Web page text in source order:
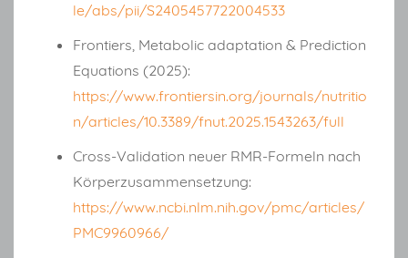
le/abs/pii/S2405457722004533
Frontiers, Metabolic adaptation & Prediction
Equations (2025):
https://www.frontiersin.org/journals/nutritio
n/articles/10.3389/fnut.2025.1543263/full
Cross-Validation neuer RMR-Formeln nach
Körperzusammensetzung:
https://www.ncbi.nlm.nih.gov/pmc/articles/
PMC9960966/